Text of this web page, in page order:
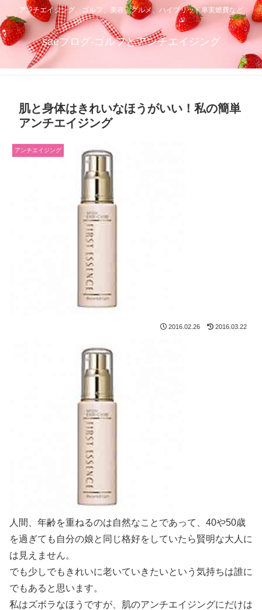
アンチエイジング、ゴルフ、美容、グルメ、ハイブリッド車実燃費など
saeブログ-ゴルフとアンチエイジング
肌と身体はきれいなほうがいい！私の簡単
アンチエイジング
アンチエイジング
2016.02.26 2016.03.22
人間、年齢を重ねるのは自然なことであって、40や50歳
を過ぎても自分の娘と同じ格好をしていたら賢明な大人に
は見えません。
でも少しでもきれいに老いていきたいという気持ちは誰に
でもあると思います。
私はズボラなほうですが、肌のアンチエイジングにだけは